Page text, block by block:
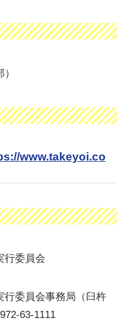
www.takeyoi.co
行委員会
行委員会事務局（臼杵
63-1111